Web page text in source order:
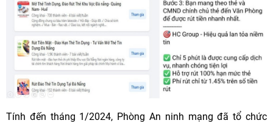
Tính đến tháng 1/2024, Phòng An ninh mạng đã tổ chức